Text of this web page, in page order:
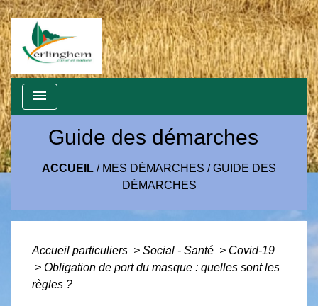
menu
Guide des démarches
ACCUEIL / MES DÉMARCHES /GUIDE DES
DÉMARCHES
Accueil particuliers > Social - Santé > Covid-19
> Obligation de port du masque : quelles sont les
règles ?